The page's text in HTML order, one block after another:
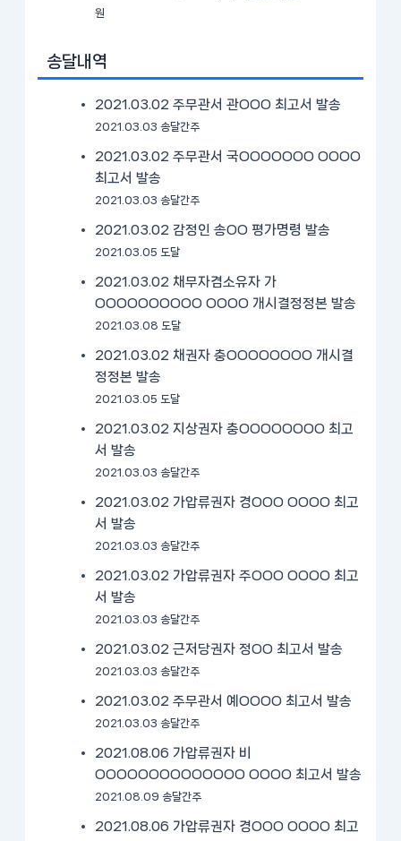
원
송달내역
2021.03.02 주무관서 관OOO 최고서 발송
2021.03.03 송달간주
2021.03.02 주무관서 국OOOOOOO OOOO
최고서 발송
2021.03.03 송달간주
2021.03.02 감정인 송OO 평가명령 발송
2021.03.05 도달
2021.03.02 채무자겸소유자 가
OOOOOOOOOO OOOO 개시결정정본 발송
2021.03.08 도달
2021.03.02 채권자 충OOOOOOOO 개시결
정정본 발송
2021.03.05 도달
2021.03.02 지상권자 충OOOOOOOO 최고
서 발송
2021.03.03 송달간주
2021.03.02 가압류권자 경OOO OOOO 최고
서 발송
2021.03.03 송달간주
2021.03.02 가압류권자 주OOO OOOO 최고
서 발송
2021.03.03 송달간주
2021.03.02 근저당권자 정OO 최고서 발송
2021.03.03 송달간주
2021.03.02 주무관서 예OOOO 최고서 발송
2021.03.03 송달간주
2021.08.06 가압류권자 비
OOOOOOOOOOOOOO OOOO 최고서 발송
2021.08.09 송달간주
2021.08.06 가압류권자 경OOO OOOO 최고